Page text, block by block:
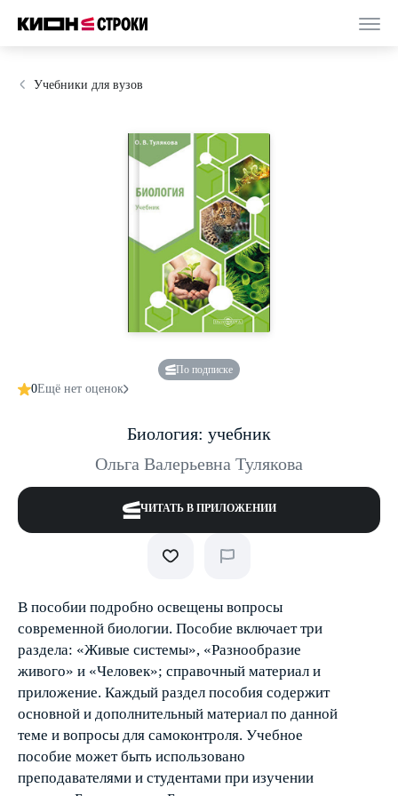
Учебники для вузов
По подписке
0Ещё нет оценок
Биология: учебник
Ольга Валерьевна Тулякова
ЧИТАТЬ В ПРИЛОЖЕНИИ
В пособии подробно освещены вопросы
современной биологии. Пособие включает три
раздела: «Живые системы», «Разнообразие
живого» и «Человек»; справочный материал и
приложение. Каждый раздел пособия содержит
основной и дополнительный материал по данной
теме и вопросы для самоконтроля. Учебное
пособие может быть использовано
преподавателями и студентами при изучении